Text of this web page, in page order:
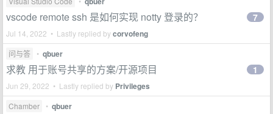
vscode remote ssh 是如何实现 notty 登录的？
Jul 14, 2022 • Lastly replied bycorvofeng
7
问与答 • qbuer
求教 用于账号共享的方案/开源项目
Jun 29, 2022 • Lastly replied by Privileges
1
Chamber • qbuer